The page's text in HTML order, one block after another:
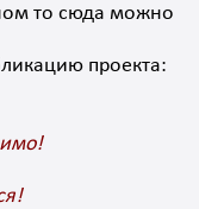
то сюда можно
проекта: